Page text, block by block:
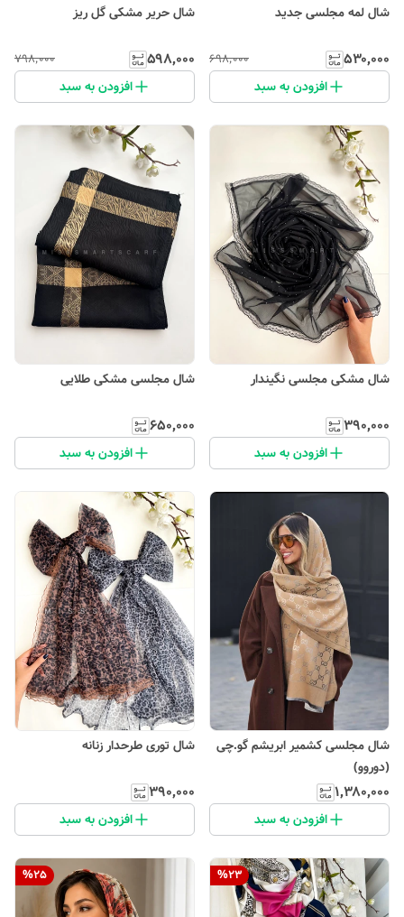
شال لمه مجلسی جدید
۵۳۰٬۰۰۰ ۶۹۸٬۰۰۰
افزودن به سبد
شال حریر مشکی گل ریز
۵۹۸٬۰۰۰ ۷۹۸٬۰۰۰
افزودن به سبد
شال مشکی مجلسی نگیندار
۳۹۰٬۰۰۰
افزودن به سبد
شال مجلسی مشکی طلایی
۶۵۰٬۰۰۰
افزودن به سبد
شال مجلسی کشمیر ابریشم گو.چی
(دوروو)
۱٬۳۸۰٬۰۰۰
افزودن به سبد
شال توری طرحدار زنانه
۳۹۰٬۰۰۰
افزودن به سبد
%23
%25